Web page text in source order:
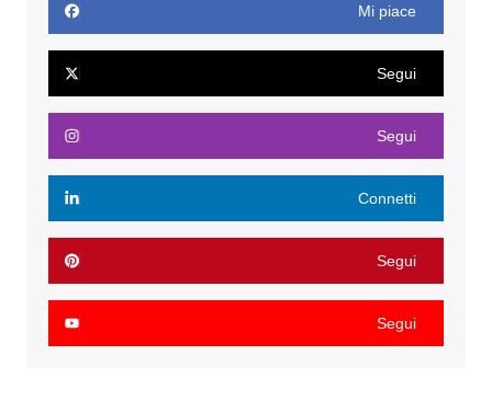
Mi piace
Segui
Segui
Connetti
Segui
Segui